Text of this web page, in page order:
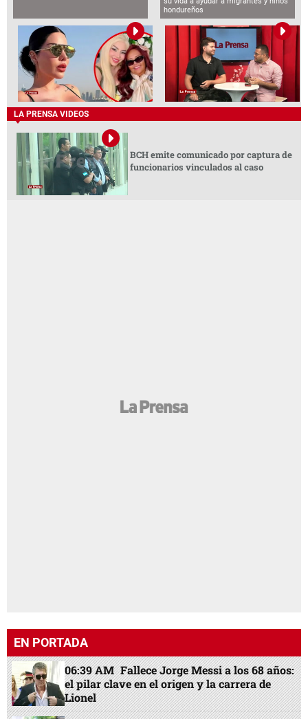
hondureños
LA PRENSA VIDEOS
BCH emite comunicado por captura de
funcionarios vinculados al caso
EN PORTADA
06:39 AM Fallece Jorge Messi a los 68 años:
el pilar clave en el origen y la carrera de
Lionel